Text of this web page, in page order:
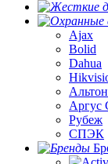
Ajax
Bolid
Dahua
Аргус
Рубеж
СПЭК